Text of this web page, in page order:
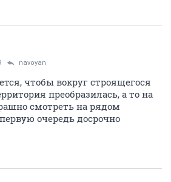
navoyan
чтобы вокруг строящегося
преобразилась, а то на
смотреть на рядом
очередь досрочно